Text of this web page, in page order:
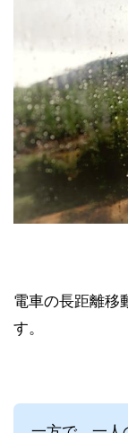
電車の長距離移
す。